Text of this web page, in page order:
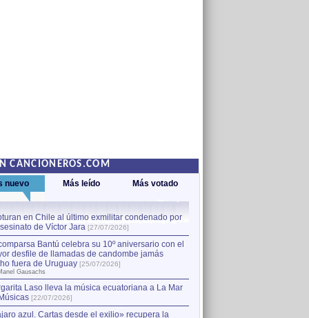
CANCIONEROS.COM
nuevo Más leído Más votado
en Chile al último exmilitar condenado por
de Víctor Jara [27/07/2026]
Bantú celebra su 10º aniversario con el
desfile de llamadas de candombe jamás
fuera de Uruguay [25/07/2026]
Gausachs
Laso lleva la música ecuatoriana a La Mar
[22/07/2026]
azul. Cartas desde el exilio» recupera la